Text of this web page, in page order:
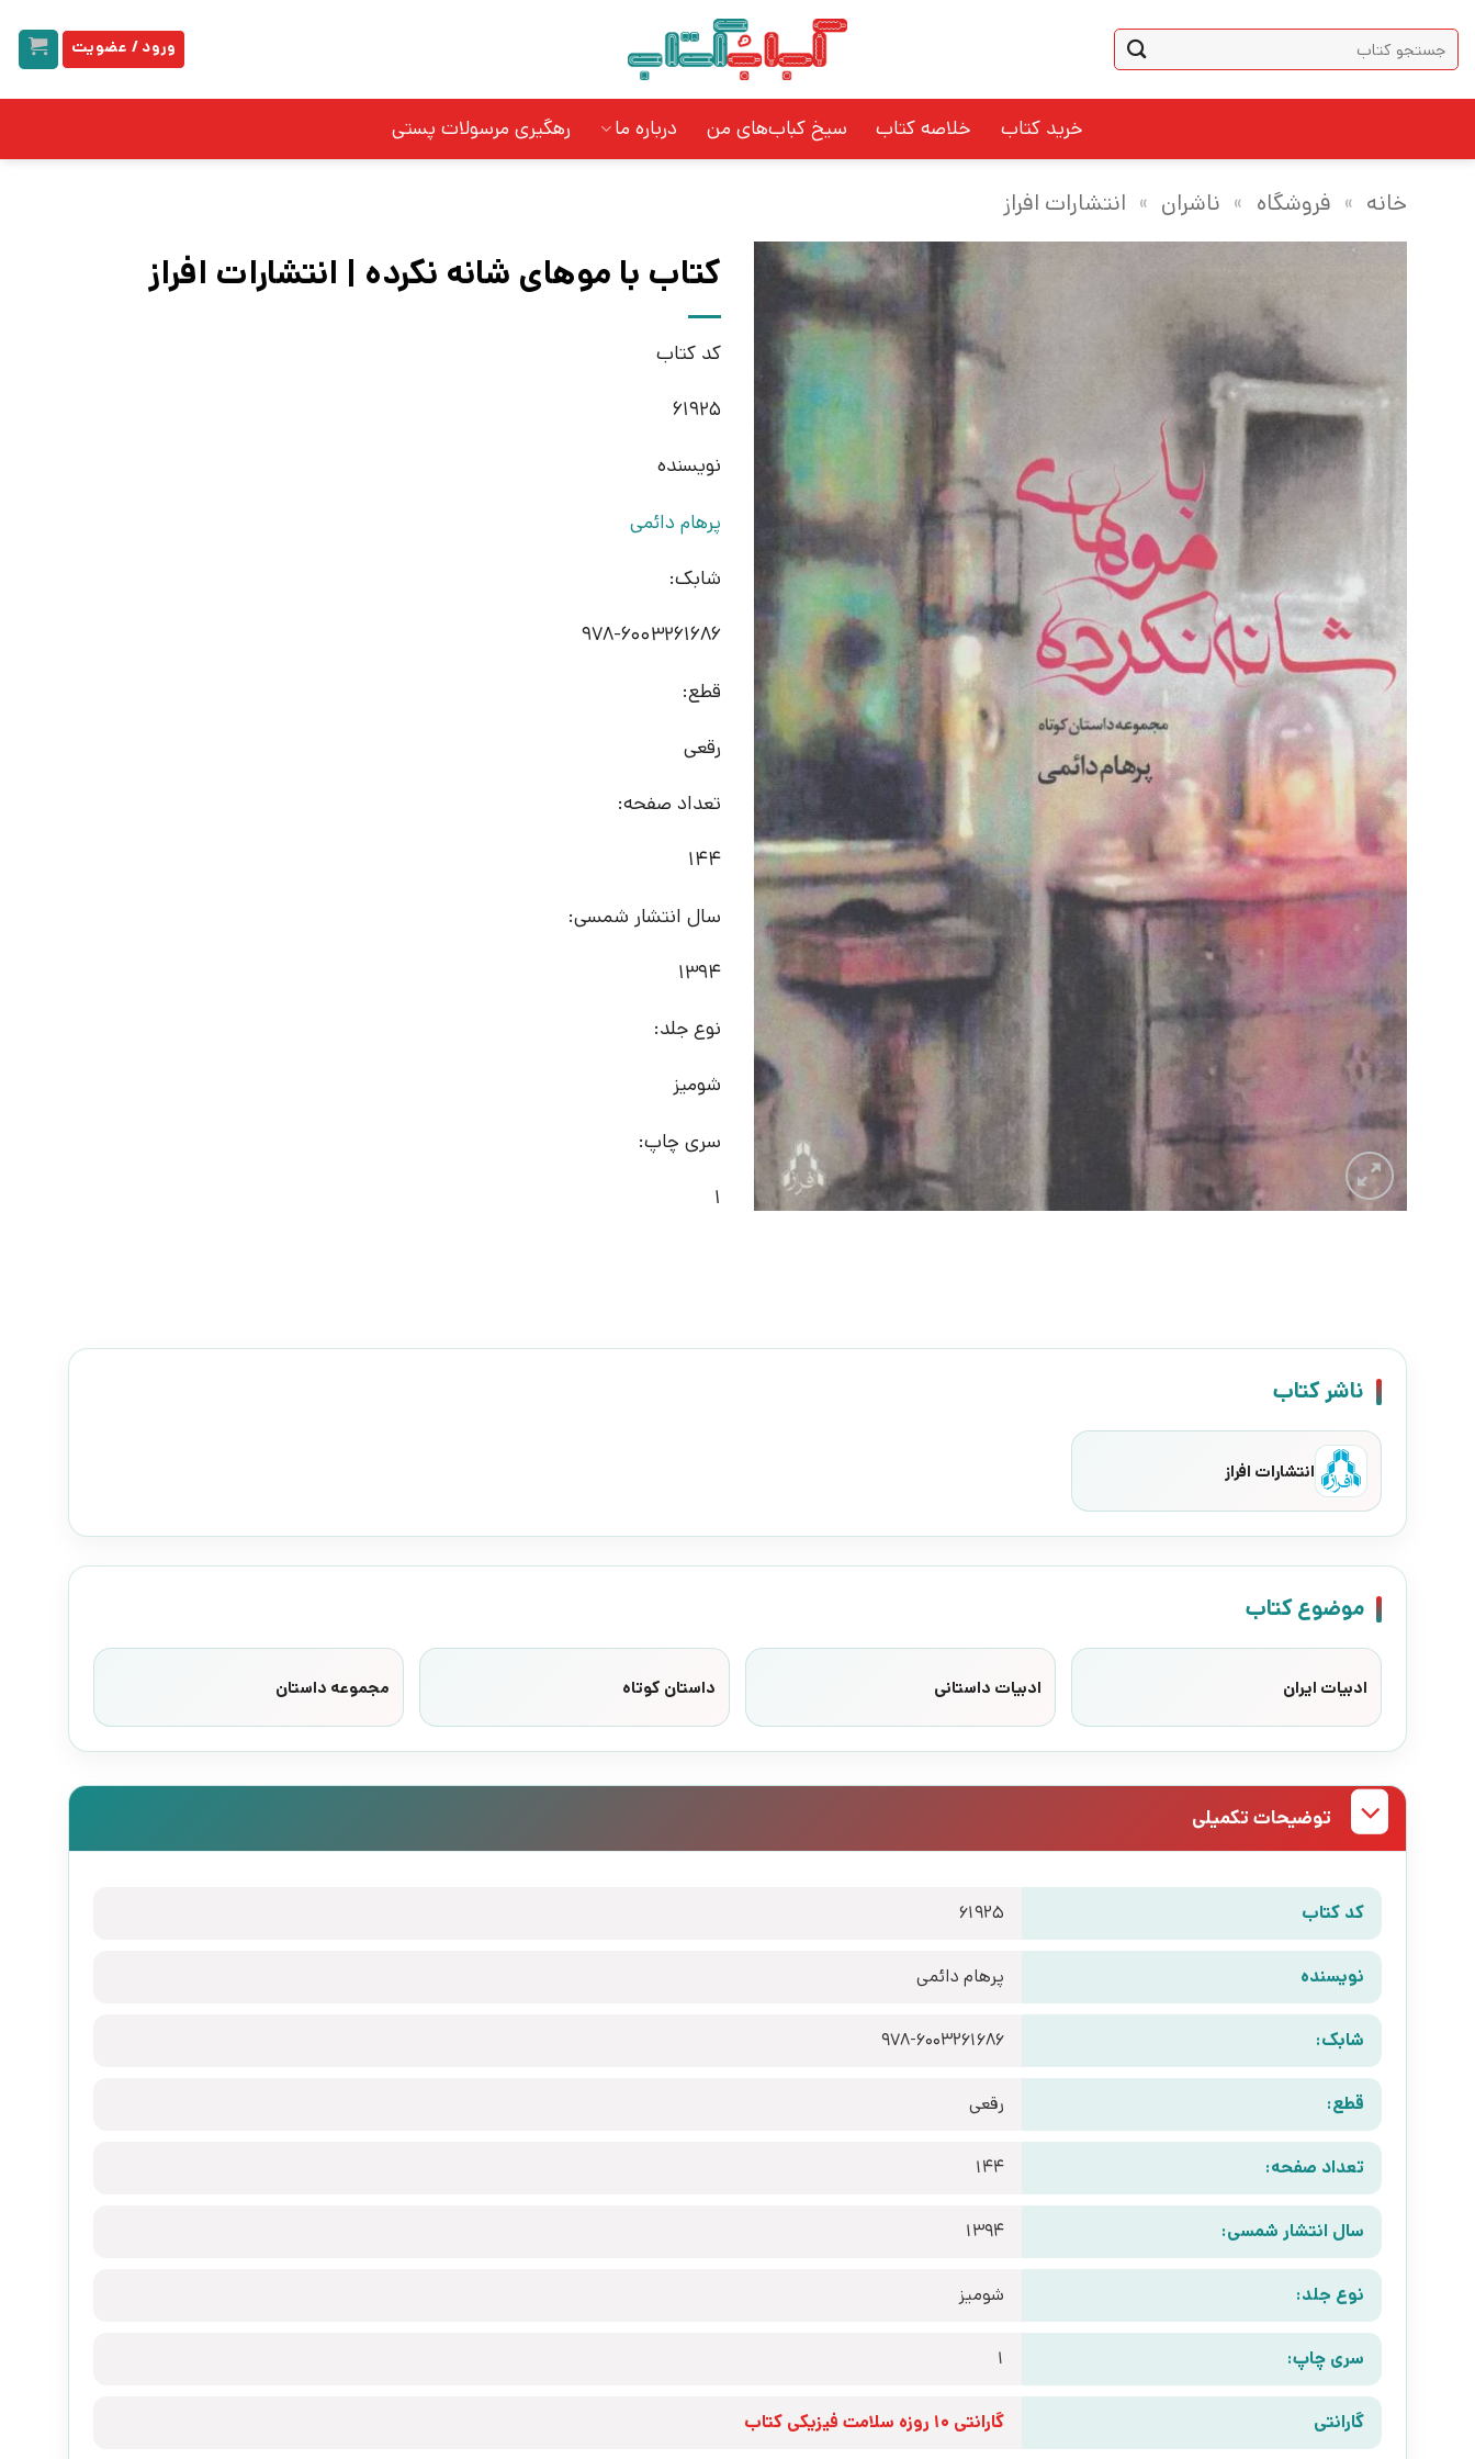
content
جستجو
برای:
ورود / عضویت
خرید کتاب خلاصه کتاب سیخ کباب‌های من درباره ما رهگیری مرسولات پستی
خانه » فروشگاه » ناشران » انتشارات افراز
کتاب با موهای شانه نکرده | انتشارات افراز
کد کتاب
61925
نویسنده
پرهام دائمی
شابک:
978-6003261686
قطع:
رقعی
تعداد صفحه:
144
سال انتشار شمسی:
1394
نوع جلد:
شومیز
سری چاپ:
1
ناشر کتاب
انتشارات افراز
موضوع کتاب
ادبیات ایران ادبیات داستانی داستان کوتاه مجموعه داستان
توضیحات تکمیلی
کد کتاب 61925
نویسنده پرهام دائمی
شابک: 978-6003261686
قطع: رقعی
تعداد صفحه: 144
سال انتشار شمسی: 1394
نوع جلد: شومیز
سری چاپ: 1
گارانتی گارانتی 10 روزه سلامت فیزیکی کتاب